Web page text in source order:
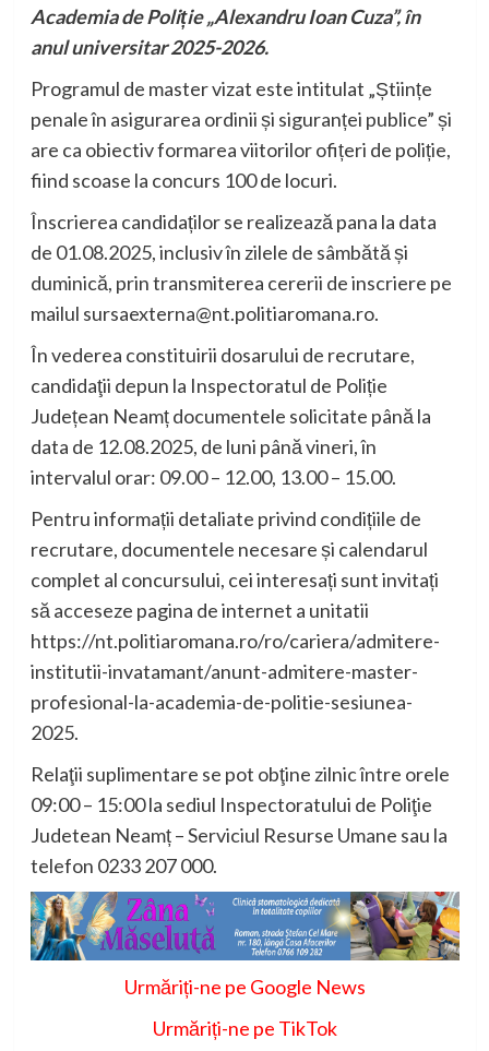
Academia de Poliție „Alexandru Ioan Cuza”, în
anul universitar 2025-2026.
Programul de master vizat este intitulat „Științe
penale în asigurarea ordinii și siguranței publice” și
are ca obiectiv formarea viitorilor ofițeri de poliție,
fiind scoase la concurs 100 de locuri.
Înscrierea candidaților se realizează pana la data
de 01.08.2025, inclusiv în zilele de sâmbătă și
duminică, prin transmiterea cererii de inscriere pe
mailul sursaexterna@nt.politiaromana.ro.
În vederea constituirii dosarului de recrutare,
candidaţii depun la Inspectoratul de Poliție
Județean Neamț documentele solicitate până la
data de 12.08.2025, de luni până vineri, în
intervalul orar: 09.00 – 12.00, 13.00 – 15.00.
Pentru informații detaliate privind condițiile de
recrutare, documentele necesare și calendarul
complet al concursului, cei interesați sunt invitați
să acceseze pagina de internet a unitatii
https://nt.politiaromana.ro/ro/cariera/admitere-
institutii-invatamant/anunt-admitere-master-
profesional-la-academia-de-politie-sesiunea-
2025.
Relaţii suplimentare se pot obţine zilnic între orele
09:00 – 15:00 la sediul Inspectoratului de Poliţie
Judetean Neamț – Serviciul Resurse Umane sau la
telefon 0233 207 000.
Urmăriți-ne pe Google News
Urmăriți-ne pe TikTok